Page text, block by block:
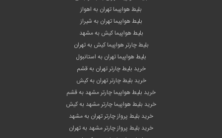
بلیط هواپیما تهران به اهواز
بلیط هواپیما تهران به شیراز
بلیط هواپیما کیش به مشهد
بلیط چارتر هواپیما کیش به تهران
بلیط هواپیما تهران به استانبول
خرید بلیط چارتر تهران به قشم
خرید بلیط چارتر تهران به کیش
خرید بلیط هواپیما چارتر مشهد به قشم
خرید بلیط هواپیما چارتر مشهد به کیش
خرید بلیط پرواز چارتر تهران به مشهد
خرید بلیط پرواز چارتر مشهد به تهران